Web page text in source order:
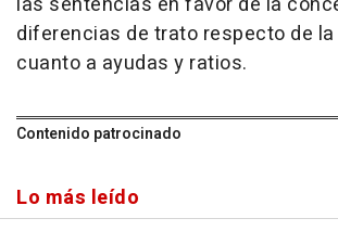
diferencias de trato respecto de
cuanto a ayudas y ratios.
Contenido patrocinado
Lo más leído